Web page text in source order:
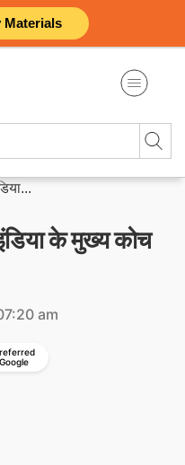
Materials
के मुख्य कोच
am